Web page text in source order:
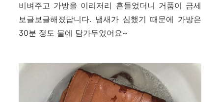
비벼주고 가방을 이리저리 흔들었더니 거품이 금세
보글보글해졌답니다. 냄새가 심했기 때문에 가방은
30분 정도 물에 담가두었어요~